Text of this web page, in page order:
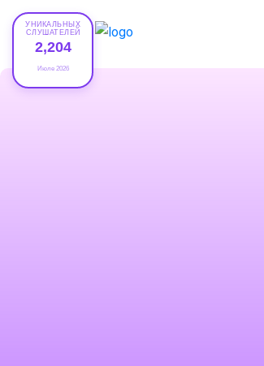
УНИКАЛЬНЫХ
СЛУШАТЕЛЕЙ
2,204
Июле 2026